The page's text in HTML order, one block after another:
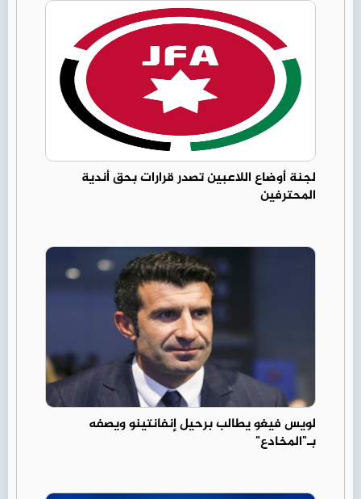
لجنة أوضاع اللاعبين تصدر قرارات بحق أندية
المحترفين
لويس فيغو يطالب برحيل إنفانتينو ويصفه
بـ"المخادع"